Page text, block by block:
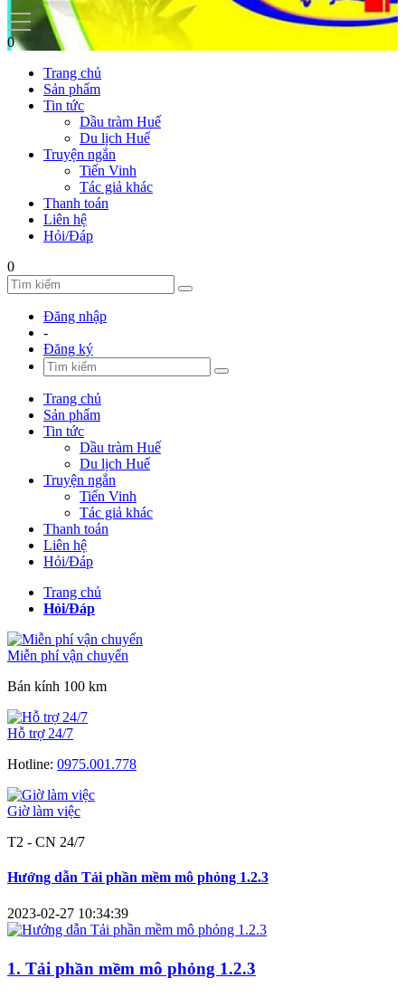
0
Trang chủ
Sản phẩm
Tin tức
Dầu tràm Huế
Du lịch Huế
Truyện ngắn
Tiến Vinh
Tác giả khác
Thanh toán
Liên hệ
Hỏi/Đáp
0
Đăng nhập
-
Đăng ký
Trang chủ
Sản phẩm
Tin tức
Dầu tràm Huế
Du lịch Huế
Truyện ngắn
Tiến Vinh
Tác giả khác
Thanh toán
Liên hệ
Hỏi/Đáp
Trang chủ
Hỏi/Đáp
Miễn phí vận chuyển
Bán kính 100 km
Hỗ trợ 24/7
Hotline: 0975.001.778
Giờ làm việc
T2 - CN 24/7
Hướng dẫn Tải phần mềm mô phỏng 1.2.3
2023-02-27 10:34:39
1. Tải phần mềm mô phỏng 1.2.3